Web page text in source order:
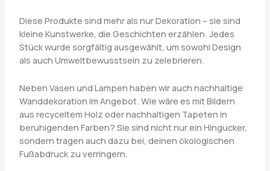
Diese Produkte sind mehr als nur Dekoration – sie sind
kleine Kunstwerke, die Geschichten erzählen. Jedes
Stück wurde sorgfältig ausgewählt, um sowohl Design
als auch Umweltbewusstsein zu zelebrieren.
Neben Vasen und Lampen haben wir auch nachhaltige
Wanddekoration im Angebot. Wie wäre es mit Bildern
aus recyceltem Holz oder nachhaltigen Tapeten in
beruhigenden Farben? Sie sind nicht nur ein Hingucker,
sondern tragen auch dazu bei, deinen ökologischen
Fußabdruck zu verringern.